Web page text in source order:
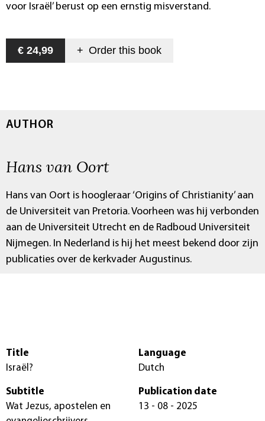
voor Israël’ berust op een ernstig misverstand.
€ 24,99 + Order this book
AUTHOR
Hans van Oort
Hans van Oort is hoogleraar ‘Origins of Christianity’ aan
de Universiteit van Pretoria. Voorheen was hij verbonden
aan de Universiteit Utrecht en de Radboud Universiteit
Nijmegen. In Nederland is hij het meest bekend door zijn
publicaties over de kerkvader Augustinus.
Title
Israël?
Subtitle
Wat Jezus, apostelen en
Language
Dutch
Publication date
13 - 08 - 2025